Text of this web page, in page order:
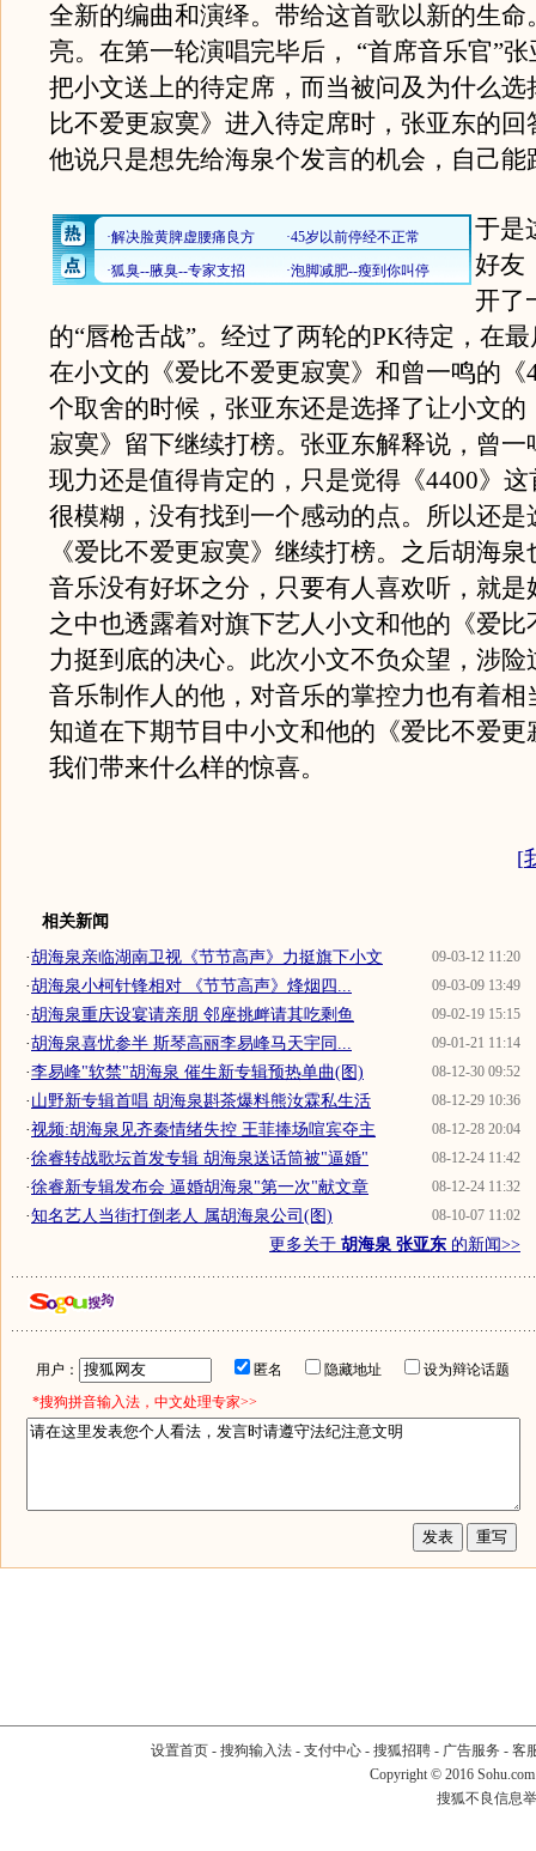
全新的编曲和演绎。带给这首歌以新的生命
亮。在第一轮演唱完毕后， “首席音乐官”
把小文送上的待定席，而当被问及为什么选
比不爱更寂寞》进入待定席时，张亚东的回
他说只是想先给海泉个发言的机会，自己能
于是
好友
开了
的“唇枪舌战”。经过了两轮的PK待定，在
在小文的《爱比不爱更寂寞》和曾一鸣的《
个取舍的时候，张亚东还是选择了让小文的
寂寞》留下继续打榜。张亚东解释说，曾一
现力还是值得肯定的，只是觉得《4400》
很模糊，没有找到一个感动的点。所以还是
《爱比不爱更寂寞》继续打榜。之后胡海
音乐没有好坏之分，只要有人喜欢听，就是
之中也透露着对旗下艺人小文和他的《爱比
力挺到底的决心。此次小文不负众望，涉险
音乐制作人的他，对音乐的掌控力也有着相
知道在下期节目中小文和他的《爱比不爱更
我们带来什么样的惊喜。
[
相关新闻
09-03-12 11:20
·胡海泉亲临湖南卫视《节节高声》力挺旗下小文
09-03-09 13:49
·胡海泉小柯针锋相对 《节节高声》烽烟四...
09-02-19 15:15
·胡海泉重庆设宴请亲朋 邻座挑衅请其吃剩鱼
09-01-21 11:14
·胡海泉喜忧参半 斯琴高丽李易峰马天宇同...
08-12-30 09:52
·李易峰"软禁"胡海泉 催生新专辑预热单曲(图)
08-12-29 10:36
·山野新专辑首唱 胡海泉斟茶爆料熊汝霖私生活
08-12-28 20:04
·视频:胡海泉见齐秦情绪失控 王菲捧场喧宾夺主
08-12-24 11:42
·徐睿转战歌坛首发专辑 胡海泉送话筒被"逼婚"
08-12-24 11:32
·徐睿新专辑发布会 逼婚胡海泉"第一次"献文章
08-10-07 11:02
·知名艺人当街打倒老人 属胡海泉公司(图)
更多关于 胡海泉 张亚东 的新闻>>
用户： 匿名 隐藏地址
设为辩论话题
*搜狗拼音输入法，中文处理专家>>
设置首页- 搜狗输入法- 支付中心- 搜狐招聘- 广告服务 - 客
Copyright © 2016
搜狐不良信息